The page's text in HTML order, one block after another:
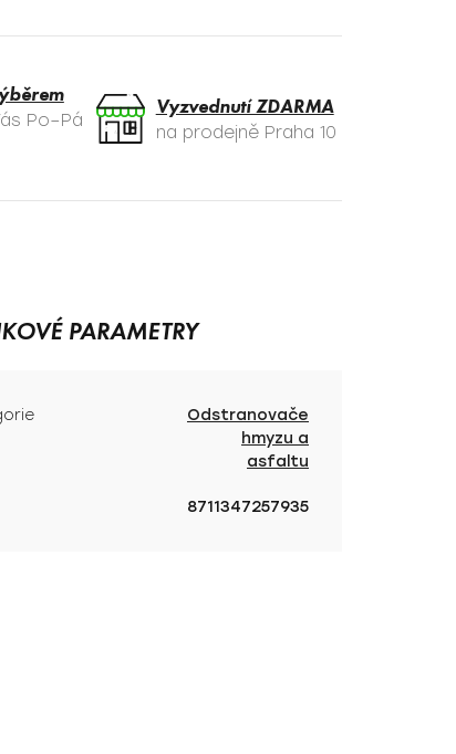
Po–Pá
Vyzvednutí ZDARMA
na prodejně Praha 10
PARAMETRY
Odstranovače
hmyzu a
asfaltu
8711347257935